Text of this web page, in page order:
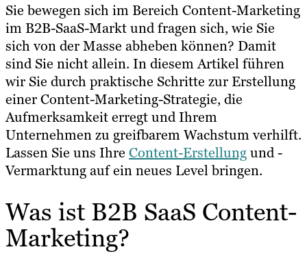
Sie bewegen sich im Bereich Content-Marketing
im B2B-SaaS-Markt und fragen sich, wie Sie
sich von der Masse abheben können? Damit
sind Sie nicht allein. In diesem Artikel führen
wir Sie durch praktische Schritte zur Erstellung
einer Content-Marketing-Strategie, die
Aufmerksamkeit erregt und Ihrem
Unternehmen zu greifbarem Wachstum verhilft.
Lassen Sie uns Ihre Content-Erstellungund -
Vermarktung auf ein neues Level bringen.
Was ist B2B SaaS Content-
Marketing?